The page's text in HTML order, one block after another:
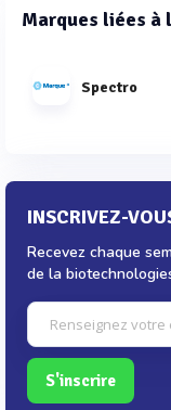
Marques liées à
Spectro
INSCRIVEZ-
Recevez chaque
de la
S'inscrire